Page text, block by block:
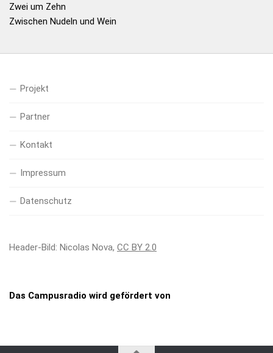
Zwei um Zehn
Zwischen Nudeln und Wein
Projekt
Partner
Kontakt
Impressum
Datenschutz
Header-Bild: Nicolas Nova, CC BY 2.0
Das Campusradio wird gefördert von